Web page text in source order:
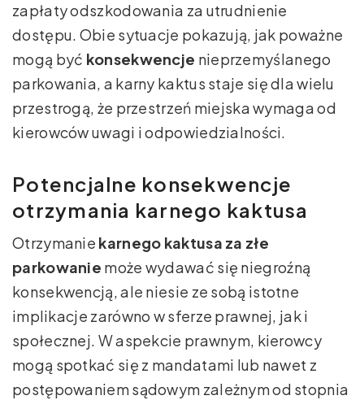
zapłaty odszkodowania za utrudnienie
dostępu. Obie sytuacje pokazują, jak poważne
mogą być konsekwencje nieprzemyślanego
parkowania, a karny kaktus staje się dla wielu
przestrogą, że przestrzeń miejska wymaga od
kierowców uwagi i odpowiedzialności.
Potencjalne konsekwencje
otrzymania karnego kaktusa
Otrzymanie karnego kaktusa za złe
parkowanie może wydawać się niegroźną
konsekwencją, ale niesie ze sobą istotne
implikacje zarówno w sferze prawnej, jak i
społecznej. W aspekcie prawnym, kierowcy
mogą spotkać się z mandatami lub nawet z
postępowaniem sądowym zależnym od stopnia